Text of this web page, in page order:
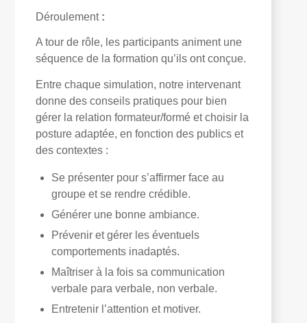
Déroulement:
A tour de rôle, les participants animent une
séquence de la formation qu’ils ont conçue.
Entre chaque simulation, notre intervenant
donne des conseils pratiques pour bien
gérer la relation formateur/formé et choisir la
posture adaptée, en fonction des publics et
des contextes :
Se présenter pour s’affirmer face au
groupe et se rendre crédible.
Générer une bonne ambiance.
Prévenir et gérer les éventuels
comportements inadaptés.
Maîtriser à la fois sa communication
verbale para verbale, non verbale.
Entretenir l’attention et motiver.